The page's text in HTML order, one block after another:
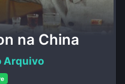
na China
Arquivo